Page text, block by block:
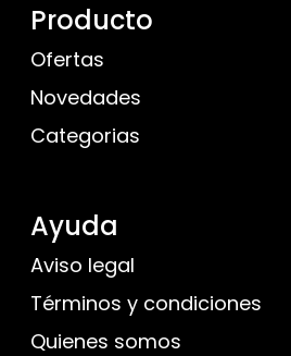
Producto
Ofertas
Novedades
Categorias
Ayuda
Aviso legal
Términos y condiciones
Quienes somos